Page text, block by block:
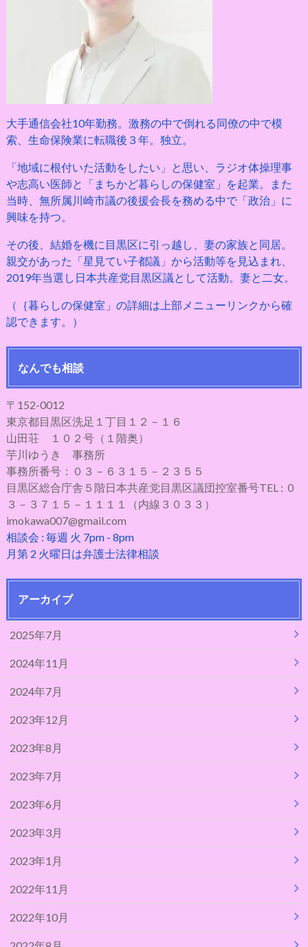
大手通信会社10年勤務。激務の中で倒れる同僚の中で模
索、生命保険業に転職後３年。独立。
「地域に根付いた活動をしたい」と思い、ラジオ体操理事
や志高い医師と「まちかど暮らしの保健室」を起業。また
当時、無所属川崎市議の後援会長を務める中で「政治」に
興味を持つ。
その後、結婚を機に目黒区に引っ越し、妻の家族と同居。
親交があった「星見てい子都議」から活動等を見込まれ、
2019年当選し日本共産党目黒区議として活動。妻と二女。
（｛暮らしの保健室」の詳細は上部メニューリンクから確
認できます。）
なんでも相談
〒152-0012
東京都目黒区洗足１丁目１２－１６
山田荘 １０２号（１階奥）
芋川ゆうき 事務所
事務所番号：０３－６３１５－２３５５
目黒区総合庁舎５階日本共産党目黒区議団控室番号TEL : ０
３－３７１５－１１１１（内線３０３３）
imokawa007@gmail.com
相談会 : 毎週 火 7pm - 8pm
月第 2 火曜日は弁護士法律相談
アーカイブ
2025年7月
2024年11月
2024年7月
2023年12月
2023年8月
2023年7月
2023年6月
2023年3月
2023年1月
2022年11月
2022年10月